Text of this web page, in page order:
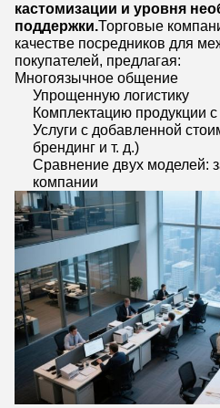
кастомизации и уровня
поддержки.Торговые
качестве посредников для
покупателей, предлагая:
Многоязычное общение
Упрощенную логистику
Комплектацию продукции
Услуги с добавленной
брендинг и т. д.)
Сравнение двух моделей:
компании